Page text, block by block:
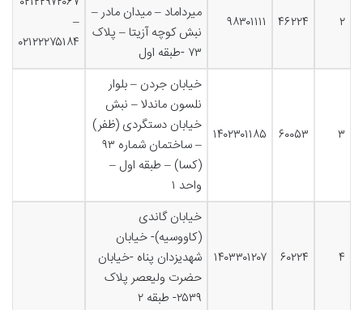
۲ ۴۶۲۲۴ ۹۸۳۰۱۱۱۱
میرداماد – میدان مادر –
نبش کوچه آزیتا – پلاک
۷۳ -طبقه اول
–
۰۲۱۲۲۲۷۵۱۸۴
۳ ۶۰۰۵۳ ۱۴۰۲۳۰۱۱۸۵
خیابان جردن – بلوار
نلسون ماندلا – نبش
خیابان دستگردی (ظفر)
– ساختمان شماره ۹۳
(کسا) – طبقه اول –
واحد ۱
۴ ۶۰۲۲۴ ۱۴۰۳۳۰۱۲۰۷
خیابان گاندی
(کاووسیه)- خیابان
شهدیزدان پناه -خیابان
حضرت ولیعصر پلاک
۲۵۳۹- طبقه ۲